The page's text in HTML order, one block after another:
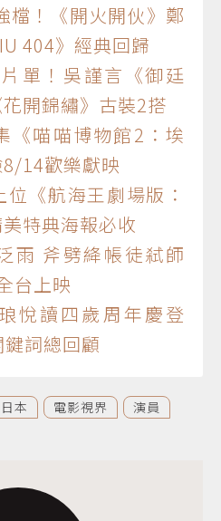
！《開火開伙》鄭
404》經典回歸
單！吳謹言《御廷
開錦繡》古裝2搭
喵喵博物館2：埃
14歡樂獻映
《航海王劇場版：
特典海報必收
斧劈絳帳徒弒師
台上映
悅讀四歲周年慶登
詞總回顧
日本 電影視界 演員